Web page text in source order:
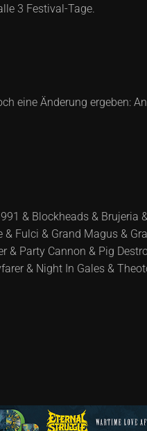
3 Festival-Tage.
eine Änderung ergeben:
& Blockheads & Brujeria
Fulci & Grand Magus &
& Party Cannon & Pig
& Night In Gales &